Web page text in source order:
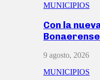
MUNICIPIOS
Con la
9 agosto, 2026
MUNICIPIOS